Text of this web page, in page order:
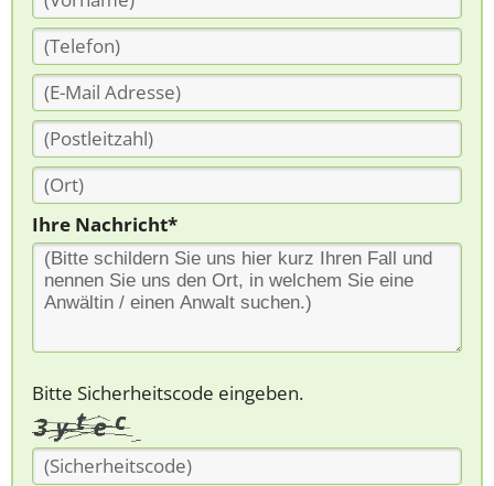
Ihre Nachricht*
Bitte Sicherheitscode eingeben.